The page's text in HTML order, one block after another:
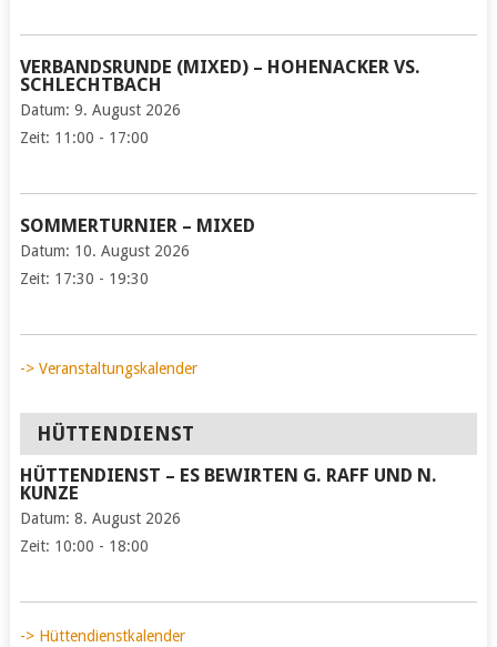
VERBANDSRUNDE (MIXED) – HOHENACKER VS.
SCHLECHTBACH
Datum: 9. August 2026
Zeit: 11:00 - 17:00
SOMMERTURNIER – MIXED
Datum: 10. August 2026
Zeit: 17:30 - 19:30
-> Veranstaltungskalender
HÜTTENDIENST
HÜTTENDIENST – ES BEWIRTEN G. RAFF UND N.
KUNZE
Datum: 8. August 2026
Zeit: 10:00 - 18:00
-> Hüttendienstkalender